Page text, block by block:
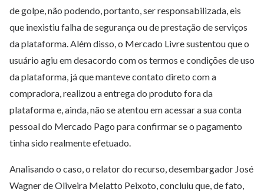
de golpe, não podendo, portanto, ser responsabilizada, eis
que inexistiu falha de segurança ou de prestação de serviços
da plataforma. Além disso, o Mercado Livre sustentou que o
usuário agiu em desacordo com os termos e condições de uso
da plataforma, já que manteve contato direto com a
compradora, realizou a entrega do produto fora da
plataforma e, ainda, não se atentou em acessar a sua conta
pessoal do Mercado Pago para confirmar se o pagamento
tinha sido realmente efetuado.
Analisando o caso, o relator do recurso, desembargador José
Wagner de Oliveira Melatto Peixoto, concluiu que, de fato,